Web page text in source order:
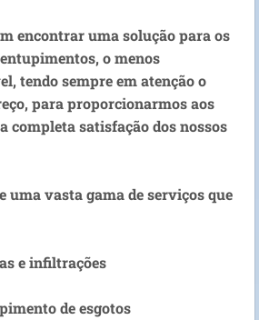
encontrar uma solução para os
o menos
tendo sempre em atenção o
para proporcionarmos aos
completa satisfação dos nossos
uma vasta gama de serviços que
e infiltrações
de esgotos